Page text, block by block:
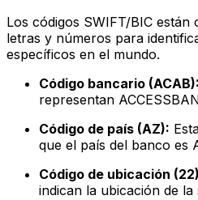
Los códigos SWIFT/BIC están
letras y números para
específicos en el mundo.
Código bancario (ACAB):
representan
Código de país (AZ):
que el país del banco es
Código de ubicación
indican la ubicación de